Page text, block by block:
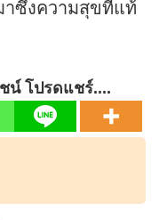
าซึ่งความสุขที่แท้
น์ โปรดแชร์....